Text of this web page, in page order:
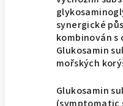
synergické
kombinován s
Glukosamin
mořských
Glukosamin